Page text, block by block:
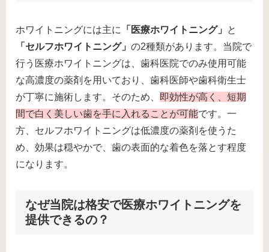
ホワイトニングには主に 「医療ホワイトニング」
と
「セルフホワイトニング」 の2種類があります。当院で
行う医療ホワイトニングは、歯科医院でのみ使用可能
な高濃度の薬剤を用いており、歯科医師や歯科衛生士
が丁寧に施術します。そのため、
即効性が高く、短期
間で白く美しい歯を手に入れることが可能です。一
方、セルフホワイトニングは低濃度の薬剤を使うた
め、効果は穏やかで、歯の表面的な着色を落とす程度
になります。
なぜ当院は格安で医療ホワイトニングを
提供できるの？